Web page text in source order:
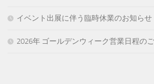
イベント出展に伴う臨時休業のお知らせ
2026年 ゴールデンウィーク営業日程の